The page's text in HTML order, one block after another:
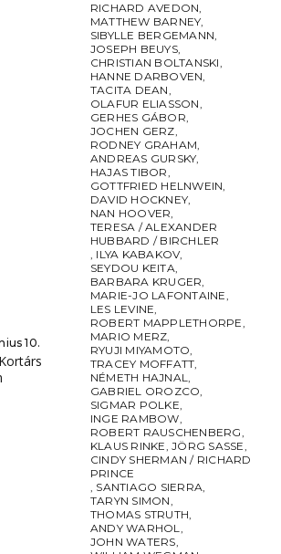
10.
RICHARD AVEDON,
MATTHEW BARNEY,
SIBYLLE BERGEMANN,
JOSEPH BEUYS,
CHRISTIAN BOLTANSKI,
HANNE DARBOVEN,
TACITA DEAN,
OLAFUR ELIASSON,
GERHES GÁBOR,
JOCHEN GERZ,
RODNEY GRAHAM,
ANDREAS GURSKY,
HAJAS TIBOR,
GOTTFRIED HELNWEIN,
DAVID HOCKNEY,
NAN HOOVER,
TERESA / ALEXANDER
HUBBARD / BIRCHLER
, ILYA KABAKOV,
SEYDOU KEITA,
BARBARA KRUGER,
MARIE-JO LAFONTAINE,
LES LEVINE,
ROBERT MAPPLETHORPE,
MARIO MERZ,
RYUJI MIYAMOTO,
TRACEY MOFFATT,
NÉMETH HAJNAL,
GABRIEL OROZCO,
SIGMAR POLKE,
INGE RAMBOW,
ROBERT RAUSCHENBERG,
KLAUS RINKE,JÖRG SASSE,
CINDY SHERMAN / RICHARD
PRINCE
, SANTIAGO SIERRA,
TARYN SIMON,
THOMAS STRUTH,
ANDY WARHOL,
JOHN WATERS,